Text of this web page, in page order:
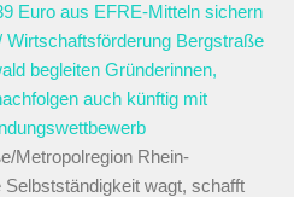
Euro aus EFRE-Mitteln sichern
Wirtschaftsförderung Bergstraße
begleiten Gründerinnen,
auch künftig mit
Metropolregion Rhein-
wagt, schafft